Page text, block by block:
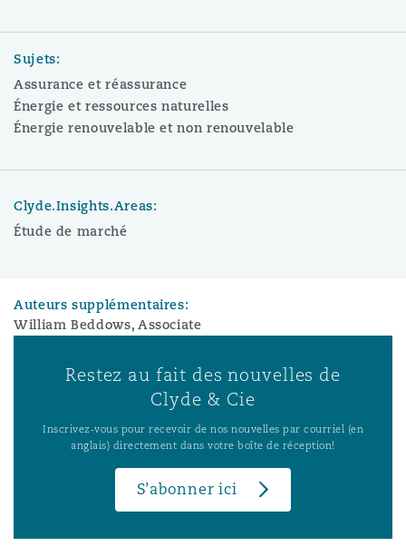
Sujets:
Assurance et réassurance
Énergie et ressources naturelles
Énergie renouvelable et non renouvelable
Clyde.Insights.Areas:
Étude de marché
Auteurs supplémentaires:
William Beddows, Associate
Restez au fait des nouvelles de
Clyde & Cie
Inscrivez-vous pour recevoir de nos nouvelles par courriel (en
anglais) directement dans votre boîte de réception!
S’abonner ici